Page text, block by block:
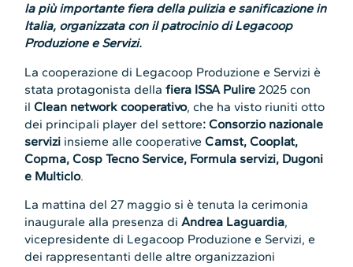
la più importante fiera della pulizia e sanificazione in
Italia, organizzata con il patrocinio di Legacoop
Produzione e Servizi.
La cooperazione di Legacoop Produzione e Servizi è
stata protagonista dellafiera ISSA Pulire 2025 con
ilClean network cooperativo, che ha visto riuniti otto
dei principali player del settore: Consorzio nazionale
servizi insieme alle cooperativeCamst, Cooplat,
Copma, Cosp Tecno Service, Formula servizi, Dugoni
e Multiclo.
La mattina del 27 maggio si è tenuta la cerimonia
inaugurale alla presenza diAndrea Laguardia,
vicepresidente di Legacoop Produzione e Servizi, e
dei rappresentanti delle altre organizzazioni